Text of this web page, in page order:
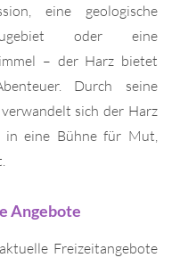
eine geologische
oder eine
– der Harz bietet
Durch seine
sich der Harz
eine Bühne für Mut,
Angebote
Freizeitangebote